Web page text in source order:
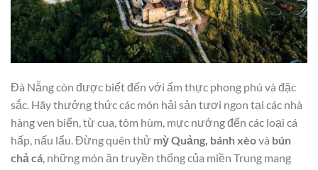
Đà Nẵng còn được biết đến với ẩm thực phong phú và đặc
sắc. Hãy thưởng thức các món hải sản tươi ngon tại các nhà
hàng ven biển, từ cua, tôm hùm, mực nướng đến các loại cá
hấp, nấu lẩu. Đừng quên thử mỳ Quảng, bánh xèovà bún
chả cá , những món ăn truyền thống của miền Trung mang